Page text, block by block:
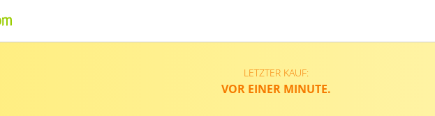
LETZTER KAUF:
VOR EINER MINUTE.